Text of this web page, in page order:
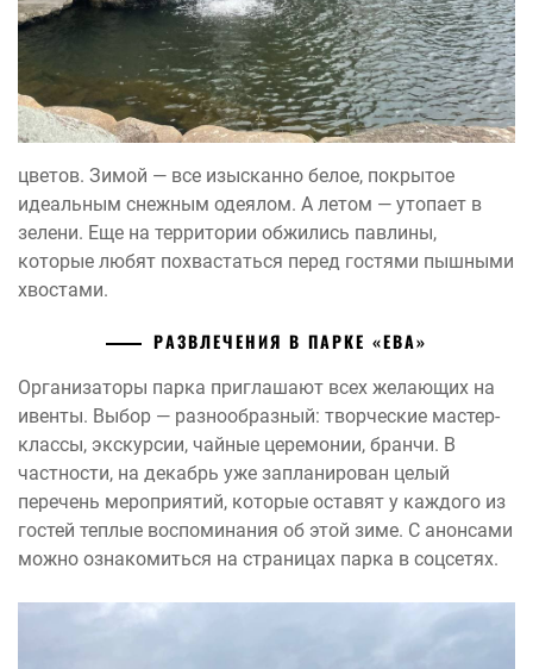
цветов. Зимой — все изысканно белое, покрытое
идеальным снежным одеялом. А летом — утопает в
зелени. Еще на территории обжились павлины,
которые любят похвастаться перед гостями пышными
хвостами.
РАЗВЛЕЧЕНИЯ В ПАРКЕ «ЕВА»
Организаторы парка приглашают всех желающих на
ивенты. Выбор — разнообразный: творческие мастер-
классы, экскурсии, чайные церемонии, бранчи. В
частности, на декабрь уже запланирован целый
перечень мероприятий, которые оставят у каждого из
гостей теплые воспоминания об этой зиме. С анонсами
можно ознакомиться на страницах парка в соцсетях.